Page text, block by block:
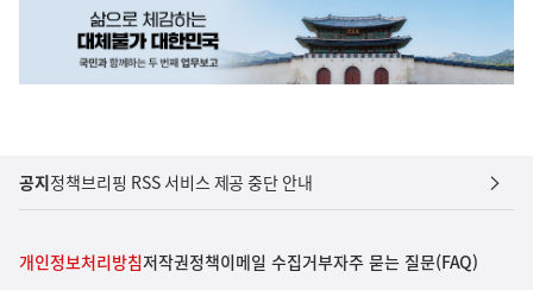
공지정책브리핑 RSS 서비스 제공 중단 안내
개인정보처리방침저작권정책이메일 수집거부자주 묻는 질문(FAQ)